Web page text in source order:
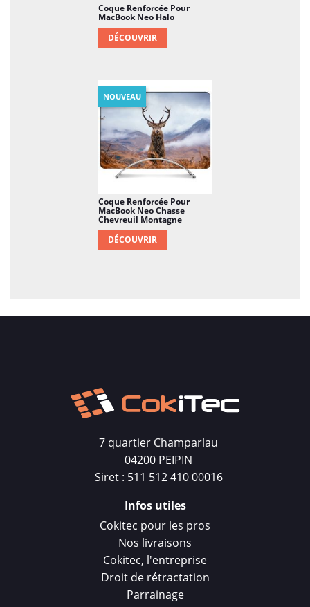
Coque Renforcée Pour
MacBook Neo Halo
DÉCOUVRIR
Coque Renforcée Pour
MacBook Neo Chasse
Chevreuil Montagne
DÉCOUVRIR
NOUVEAU
7 quartier Champarlau
04200 PEIPIN
Siret : 511 512 410 00016
Infos utiles
Cokitec pour les pros
Nos livraisons
Cokitec, l'entreprise
Droit de rétractation
Parrainage